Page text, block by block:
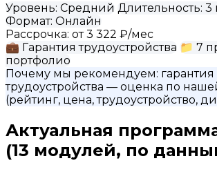
Уровень: Средний Длительность: 3
Формат: Онлайн
Рассрочка: от 3 322 ₽/мес
💼 Гарантия трудоустройства 📁 7
портфолио
Почему мы рекомендуем: гарантия
трудоустройства — оценка по
(рейтинг, цена, трудоустройство,
Актуальная
(13 модулей, по